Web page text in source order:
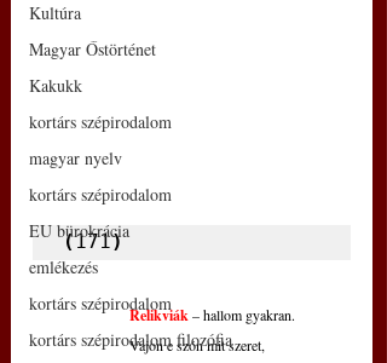
Kultúra
Magyar Őstörténet
Kakukk
kortárs szépirodalom
magyar nyelv
kortárs szépirodalom
EU bürokrácia
emlékezés
kortárs szépirodalom
kortárs szépirodalom filozófia
(171)
Relikviák – hallom gyakran.
Vajon e szón mit szeret,